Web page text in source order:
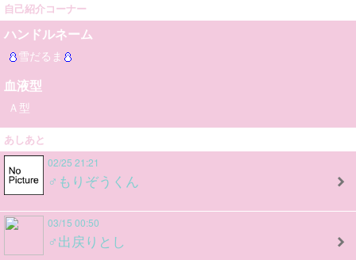
自己紹介コーナー
ハンドルネーム
雪だるま
血液型
Ａ型
あしあと
02/25 21:21
♂もりぞうくん
03/15 00:50
♂出戻りとし